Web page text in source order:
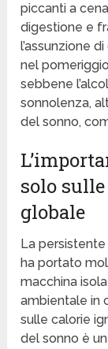
piccanti a
digestione e
l’assunzione
nel
sebbene
sonnolenza,
del sonno,
solo
globale
La
ha portato
macchina
ambientale in
sulle calorie
del sonno è